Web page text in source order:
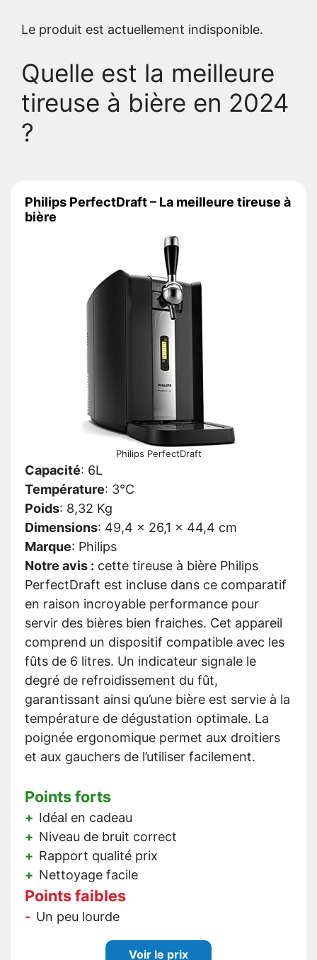
Le produit est actuellement indisponible.
Quelle est la meilleure
tireuse à bière en 2024
?
Philips PerfectDraft – La meilleure tireuse à
bière
Philips PerfectDraft
Capacité: 6L
Température: 3°C
Poids: 8,32 Kg
Dimensions: 49,4 x 26,1 x 44,4 cm
Marque: Philips
Notre avis : cette tireuse à bière Philips
PerfectDraft est incluse dans ce comparatif
en raison incroyable performance pour
servir des bières bien fraiches. Cet appareil
comprend un dispositif compatible avec les
fûts de 6 litres. Un indicateur signale le
degré de refroidissement du fût,
garantissant ainsi qu’une bière est servie à la
température de dégustation optimale. La
poignée ergonomique permet aux droitiers
et aux gauchers de l’utiliser facilement.
Points forts
Idéal en cadeau
Niveau de bruit correct
Rapport qualité prix
Nettoyage facile
Points faibles
Un peu lourde
Voir le prix